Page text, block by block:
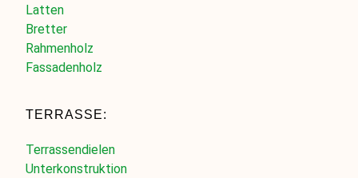
Latten
Bretter
Rahmenholz
Fassadenholz
TERRASSE:
Terrassendielen
Unterkonstruktion